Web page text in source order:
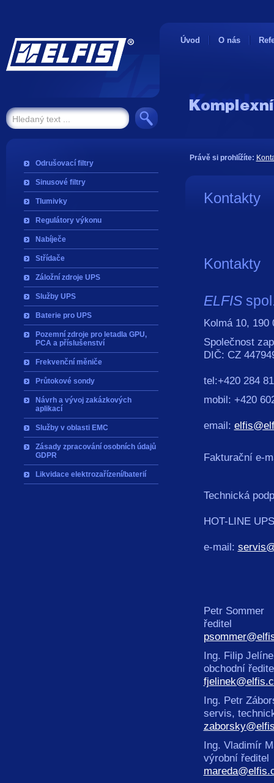
Úvod O nás
Odrušovací filtry
Sinusové filtry
Tlumivky
Regulátory výkonu
Nabíječe
Střídače
Záložní zdroje UPS
Služby UPS
Baterie pro UPS
Pozemní zdroje pro letadla GPU,
PCA a příslušenství
Frekvenční měniče
Průtokové sondy
Návrh a vývoj zakázkových
aplikací
Služby v oblasti EMC
Zásady zpracování osobních údajů
GDPR
Likvidace elektrozařízení/baterií
Právě si prohlížíte:
Kontakty
Kontakty
ELFIS
Kolmá 10, 190
Společnost
DIČ: CZ
tel:+420 284
mobil: +420
email:
Fakturační e-
Technická
HOT-LINE
e-mail:
Petr Sommer
ředitel
Ing. Filip
obchodní
Ing. Petr
servis,
Ing. Vladimír
výrobní